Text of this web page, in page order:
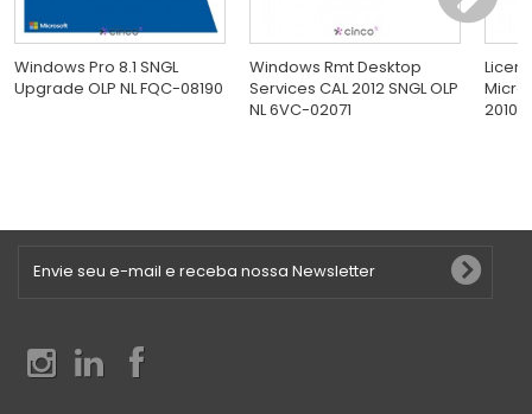
Windows Pro 8.1 SNGL
Upgrade OLP NL FQC-08190
Windows Rmt Desktop
Services CAL 2012 SNGL OLP
NL 6VC-02071
2010